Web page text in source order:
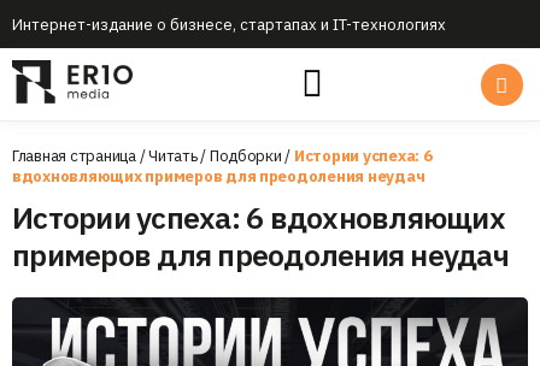
Интернет-издание о бизнесе, стартапах и IT-технологиях
Главная страница/Читать/Подборки/ Истории успеха: 6
вдохновляющих примеров для преодоления неудач
Истории успеха: 6 вдохновляющих
примеров для преодоления неудач